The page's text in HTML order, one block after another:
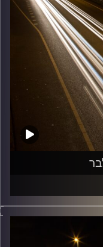
ותחזיר אותנו